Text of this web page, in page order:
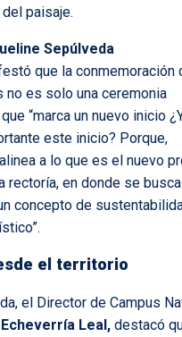
paisaje.
Sepúlveda
que la conmemoración
es solo una ceremonia
“marca un nuevo inicio
este inicio? Porque,
a lo que es el nuevo
rectoría, en donde se
concepto de
el territorio
el Director de Campus
Leal, destacó